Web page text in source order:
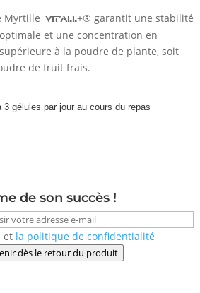
MyrtilleVIT’ALL+® garantit une stabilité
et une concentration en
à la poudre de plante, soit
de fruit frais.
3 gélules par jour au cours du repas
de son succès !
et la politique de confidentialité
dès le retour du produit